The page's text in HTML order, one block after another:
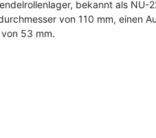
bekannt als NU-
von 110 mm, einen
53 mm.